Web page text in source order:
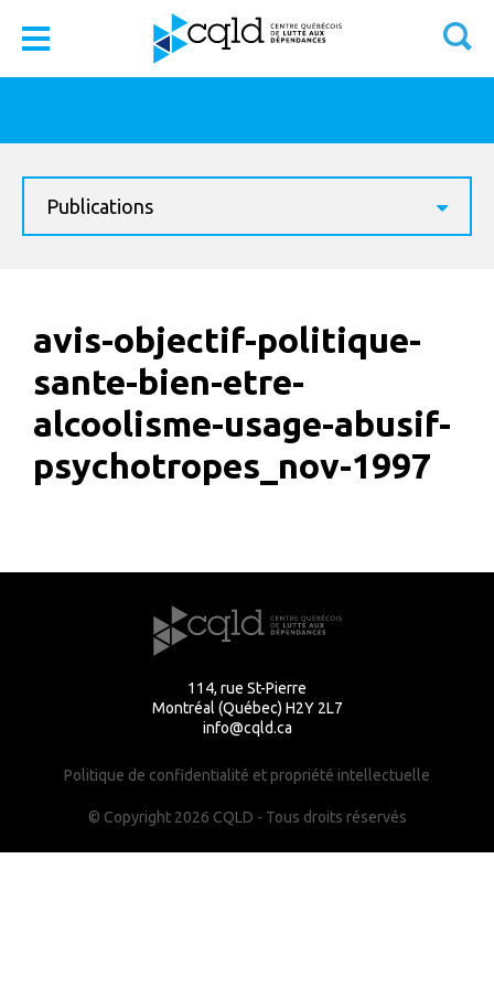
Publications
avis-objectif-politique-
sante-bien-etre-
alcoolisme-usage-abusif-
psychotropes_nov-1997
114, rue St-Pierre
Montréal (Québec) H2Y 2L7
info@cqld.ca
© Copyright 2026 CQLD - Tous droits réservés
Politique de confidentialité et propriété intellectuelle